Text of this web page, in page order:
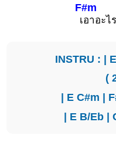
เ
F#m
อาอะไ
INSTRU : | E
(
| E C#m |
| E B/Eb |